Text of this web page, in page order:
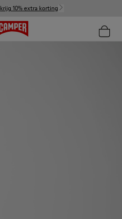
krijg 10% extra korting